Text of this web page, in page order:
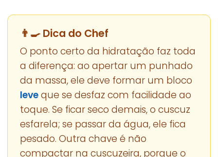
👨‍🍳 Dica do Chef
O ponto certo da hidratação faz toda
a diferença: ao apertar um punhado
da massa, ele deve formar um bloco
leveque se desfaz com facilidade ao
toque. Se ficar seco demais, o cuscuz
esfarela; se passar da água, ele fica
pesado. Outra chave é não
compactar na cuscuzeira, porque o